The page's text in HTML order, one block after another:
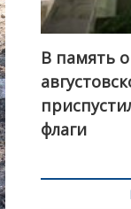
В память
флаги